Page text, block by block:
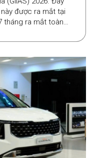
được ra mắt tại
tháng ra mắt toàn